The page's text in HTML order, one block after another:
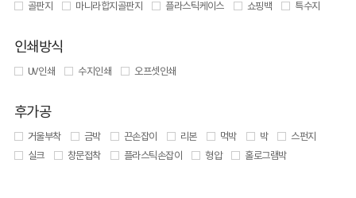
골판지
마니라합지골판지 플라스틱케이스 쇼핑백 특수지
인쇄방식
UV 인쇄 수지인쇄 오프셋인쇄
후가공
거울부착 금박 끈손잡이 리본 먹박 박
스펀지
실크
창문접착 플라스틱손잡이 형압 홀로그램박